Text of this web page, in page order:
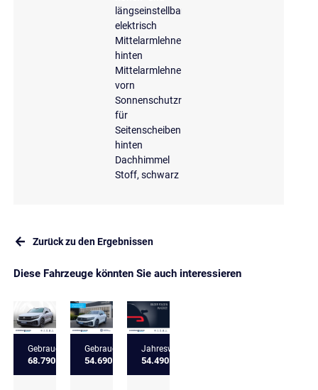
längseinstellbar,
elektrisch
Mittelarmlehne
hinten
Mittelarmlehne
vorn
Sonnenschutzrollo
für
Seitenscheiben
hinten
Dachhimmel
Stoff, schwarz
Zurück zu den Ergebnissen
Diese Fahrzeuge könnten Sie auch interessieren
Gebrauchtfahrzeug
68.790 €
Gebrauchtfahrzeug
54.690 €
Jahreswagen
54.490 €